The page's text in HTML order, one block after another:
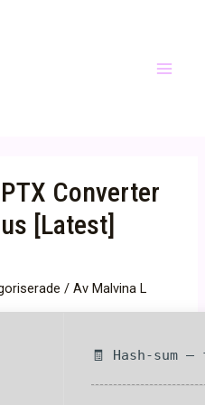
Converter
[Latest]
/ Av Malvina L
🧾 Hash-sum —